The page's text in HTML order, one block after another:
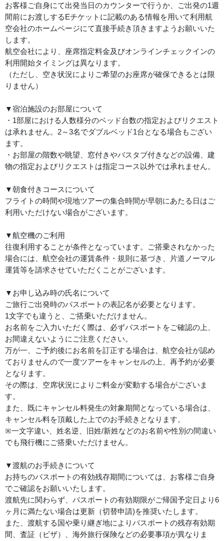
お客様ご自身にて出発当日のカウンターで行うか、ご出発の1週
間前にお渡しするEチケットに記載のある情報を用いて利用航
空会社のホームページにて直接手続き頂きますようお願いいた
します。
航空会社により、座席指定料金及びオンラインチェックインの
利用開始タイミングは異なります。
（ただし、空き状況によりご希望のお座席が確保できるとは限
りません）
▼宿泊施設のお部屋について
・1部屋における人数様分のベッド台数の指定およびリクエスト
は承れません。2～3名でダブルベッド1台となる場合もござい
ます。
・お部屋の階数や眺望、窓付きやバスタブ付きなどの設備、建
物の指定およびリクエストは指定コース以外では承れません。
▼朝食付きコースについて
フライトの時間や現地ツアーの集合時間が早朝にあたる日はご
利用いただけない場合がございます。
▼航空機のご利用
往復利用することが条件となっています。ご搭乗されなかった
場合には、航空会社の運賃条件・規則に基づき、片道ノーマル
運賃等を請求させていただくことがございます。
▼お申し込み時の氏名について
ご旅行ご出発時のパスポートの表記名が必要となります。
1文字でも違うと、ご搭乗いただけません。
お名前をご入力いただく際は、必ずパスポートをご確認の上、
お間違えないようにご注意ください。
万が一、ご予約後にお名前を訂正する場合は、航空会社が認め
ておりませんので一度ツアーをキャンセルの上、再予約が必要
となります。
その際は、空席状況によりご料金が変動する場合がございま
す。
また、既にキャンセル料発生の対象期間となっている場合は、
キャンセル料を頂戴した上でのお手続きとなります。
※一文字違い、姓名逆、旧姓/新姓などのお名前や性別の間違い
でも飛行機にご搭乗いただけません。
▼渡航のお手続きについて
お持ちのパスポートの有効残存期間については、お客様ご自身
でご確認をお願いいたします。
渡航先に関わらず、パスポートの有効期限がご帰国予定日より6
ヶ月に満たない場合は更新（切替申請)を推奨いたします。
また、渡航する国や乗り継ぎ地によりパスポートの残存有効期
間、査証（ビザ）、海外旅行保険などの必要事項が異なりま